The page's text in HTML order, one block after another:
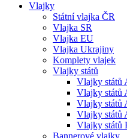
Hlavní
navigace
Vlajky
Státní vlajka ČR
Vlajka SR
Vlajka EU
Vlajka Ukrajiny
Komplety vlajek
Vlajky států
Vlajky států
Vlajky států
Vlajky států
Vlajky států
Vlajky států
Bannerové vlajky